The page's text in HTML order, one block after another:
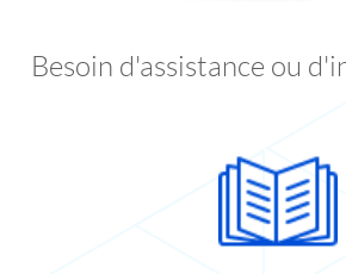
Besoin d'assistance ou